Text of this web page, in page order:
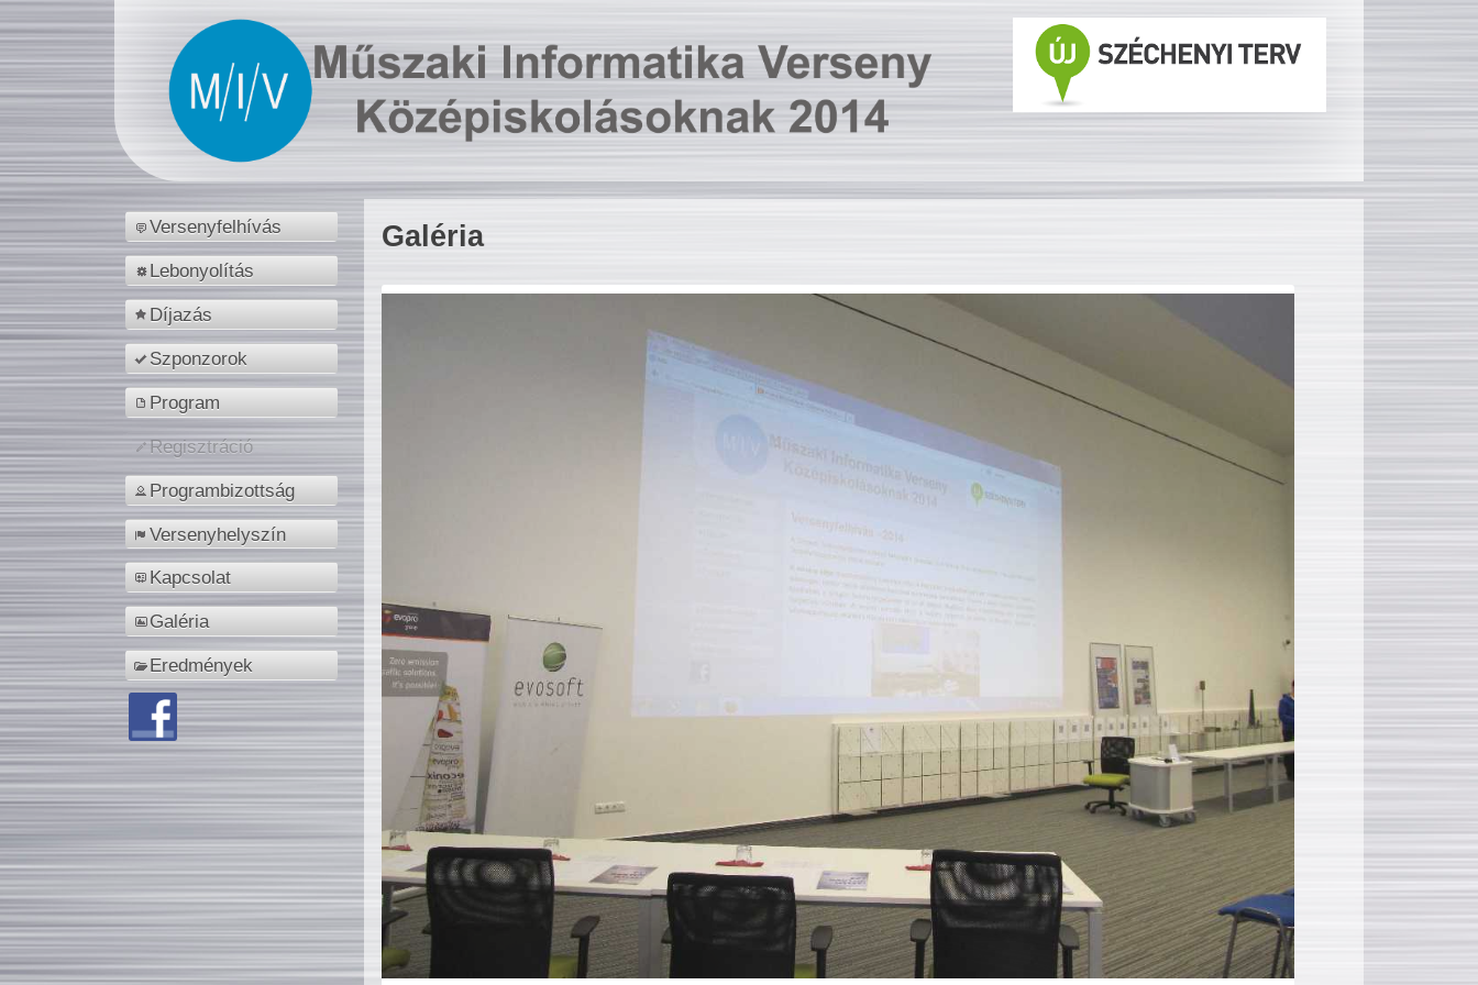
Versenyfelhívás
Lebonyolítás
Díjazás
Szponzorok
Program
Regisztráció
Programbizottság
Versenyhelyszín
Kapcsolat
Galéria
Eredmények
Galéria